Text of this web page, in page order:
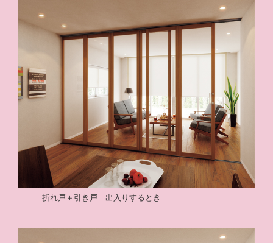
折れ戸＋引き戸 出入りするとき